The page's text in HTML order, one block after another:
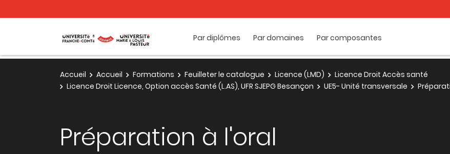
Par diplômes Par domaines Par composantes
Accueil Accueil Formations Feuilleter le catalogue Licence (LMD)
Licence Droit Accès santé
Licence Droit Licence, Option accès Santé (L.AS), UFR SJEPG Besançon
UE5- Unité transversale
Préparation à l'oral